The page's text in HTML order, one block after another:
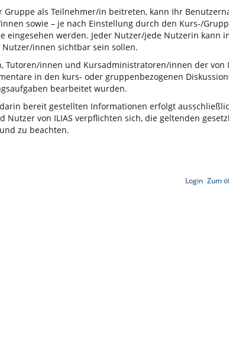
Gruppe als Teilnehmer/in beitreten, kann Ihr
sowie – je nach Einstellung durch den Kurs-/
eingesehen werden. Jeder Nutzer/jede Nutzerin
innen sichtbar sein sollen.
Tutoren/innen und Kursadministratoren/innen der
in den kurs- oder gruppenbezogenen
bearbeitet wurden.
bereit gestellten Informationen erfolgt
Nutzer von ILIAS verpflichten sich, die geltenden
zu beachten.
Login Zum